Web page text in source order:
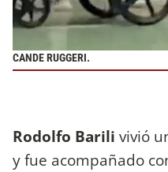
CANDE RUGGERI.
Rodolfo Barili vivió
y fue acompañado